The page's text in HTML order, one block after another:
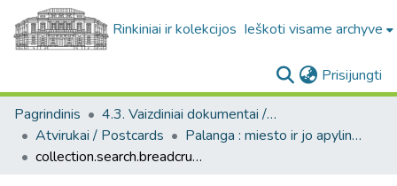
Rinkiniai ir kolekcijos Ieškoti visame archyve
Prisijungti
Pagrindinis
4.3. Vaizdiniai dokumentai / Visual documents
Atvirukai / Postcards
Palanga : miesto ir jo apylinkių fotografinių atvirukų kolekcija, [1890-1988]
collection.search.breadcrumbs